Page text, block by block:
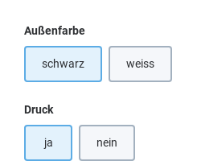
Außenfarbeauswählen
schwarz weiss
(Diese
Druckauswählen
ja nein